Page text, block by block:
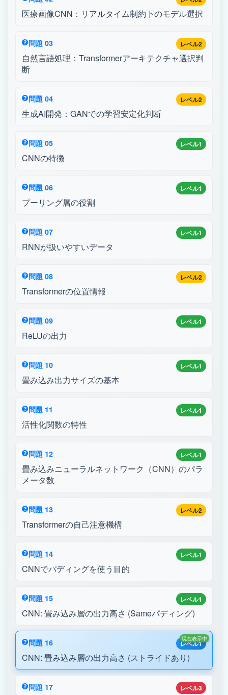
医療画像CNN：リアルタイム制約下のモデル選択
レベル2
問題 03
自然言語処理：Transformerアーキテクチャ選択判
断
レベル2
問題 04
生成AI開発：GANでの学習安定化判断
レベル1
問題 05
CNNの特徴
レベル1
問題 06
プーリング層の役割
レベル1
問題 07
RNNが扱いやすいデータ
レベル2
問題 08
Transformerの位置情報
レベル1
問題 09
ReLUの出力
レベル1
問題 10
畳み込み出力サイズの基本
レベル1
問題 11
活性化関数の特性
レベル1
問題 12
畳み込みニューラルネットワーク（CNN）のパラ
メータ数
レベル2
問題 13
Transformerの自己注意機構
レベル1
問題 14
CNNでパディングを使う目的
レベル1
問題 15
CNN: 畳み込み層の出力高さ (Sameパディング)
レベル1
問題 16
CNN: 畳み込み層の出力高さ (ストライドあり)
現在表示中
レベル3
問題 17